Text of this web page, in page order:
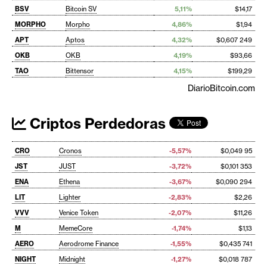
BSV
Bitcoin SV 5,11%
$14,17
MORPHO
Morpho 4,86%
$1,94
APT
Aptos 4,32%
$0,607 249
OKB
OKB 4,19%
$93,66
TAO
Bittensor 4,15% $199,29
DiarioBitcoin.com
Criptos Perdedoras
CRO Cronos -5,57%
$0,049 95
JST
JUST -3,72%
$0,101 353
ENA
Ethena -3,67%
$0,090 294
LIT
Lighter -2,83%
$2,26
VVV
Venice Token -2,07%
$11,26
M
MemeCore -1,74%
$1,13
AERO
Aerodrome Finance -1,55%
$0,435 741
NIGHT
Midnight -1,27%
$0,018 787